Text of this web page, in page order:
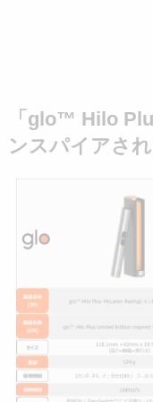
「glo™ Hilo
ンスパイアさ